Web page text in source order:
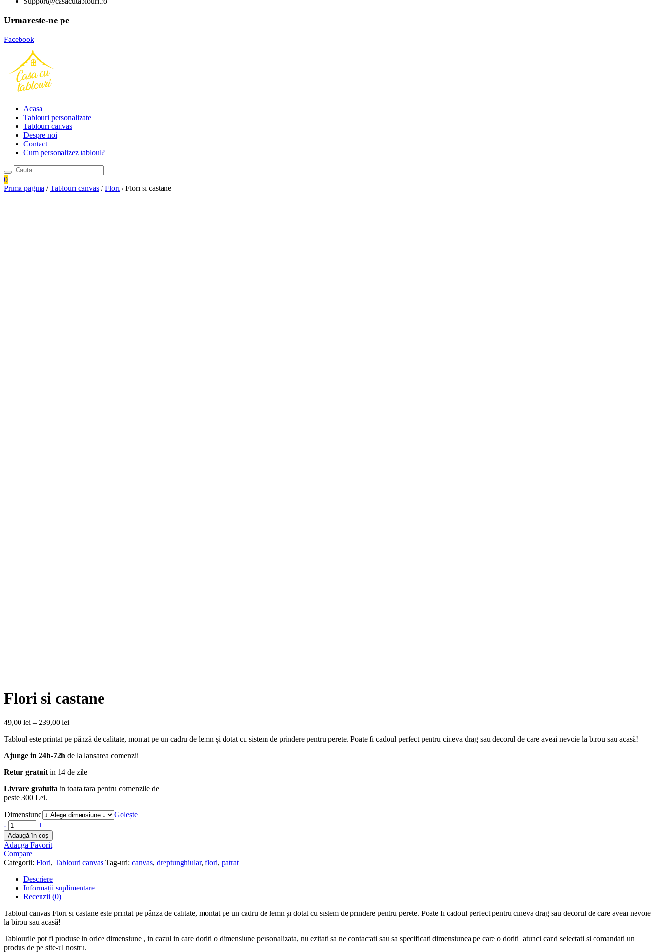
Urmareste-ne pe
Facebook
Acasa
Tablouri personalizate
Tablouri canvas
Despre noi
Contact
Cum personalizez tabloul?
0
Prima pagină /Tablouri canvas /Flori / Flori si castane
Flori si castane
49,00 lei – 239,00 lei
Tabloul este printat pe pânză de calitate, montat pe un cadru de lemn și dotat cu sistem de prindere pentru perete. Poate fi cadoul perfect pentru cineva drag sau decorul de care aveai nevoie la birou sau acasă!
Ajunge in 24h-72h de la lansarea comenzii
Retur gratuit in 14 de zile
Livrare gratuita in toata tara pentru comenzile de
peste 300 Lei.
Dimensiune
Golește
-
+
Adaugă în coș
Adauga Favorit
Compare
Categorii: Flori, Tablouri canvas Tag-uri: canvas, dreptunghiular, flori, patrat
Descriere
Informații suplimentare
Recenzii (0)
Tabloul canvas Flori si castane este printat pe pânză de calitate, montat pe un cadru de lemn și dotat cu sistem de prindere pentru perete. Poate fi cadoul perfect pentru cineva drag sau decorul de care aveai nevoie
la birou sau acasă!
Tablourile pot fi produse in orice dimensiune , in cazul in care doriti o dimensiune personalizata, nu ezitati sa ne contactati sau sa specificati dimensiunea pe care o doriti atunci cand selectati si comandati un
produs de pe site-ul nostru.